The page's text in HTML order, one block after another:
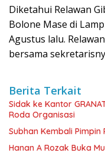
Diketahui Relawan
Bolone Mase di
Agustus lalu.
bersama
Berita Terkait
‎Sidak ke Kantor
Roda Organisasi
Subhan Kembali
Hanan A Rozak Buka